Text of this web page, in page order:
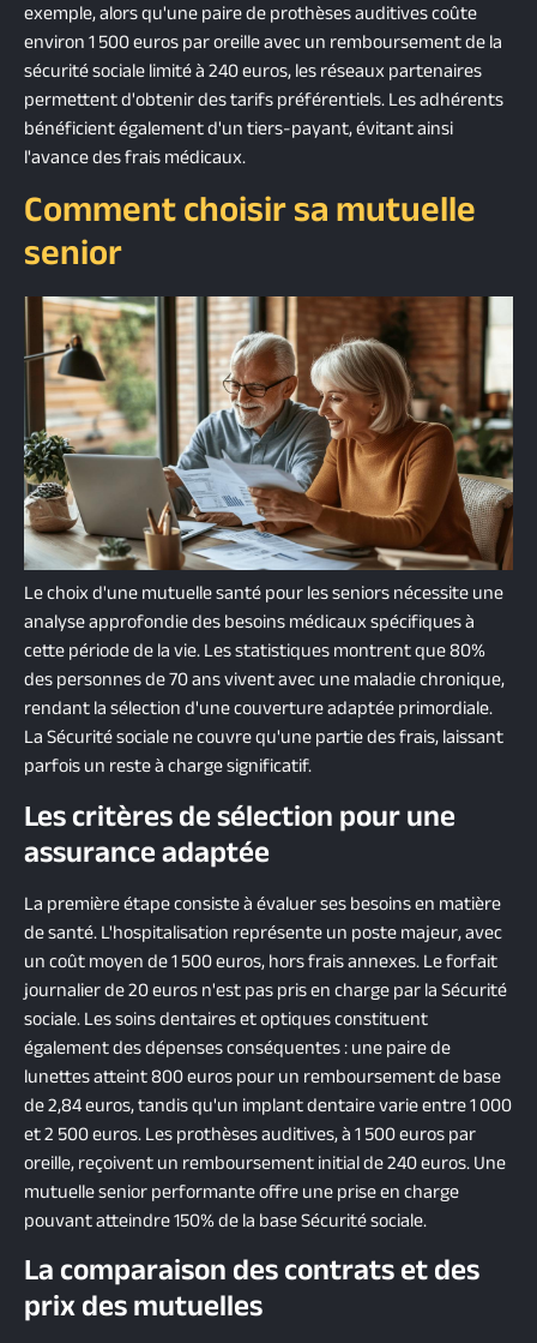
exemple, alors qu'une paire de prothèses auditives coûte
environ 1 500 euros par oreille avec un remboursement de la
sécurité sociale limité à 240 euros, les réseaux partenaires
permettent d'obtenir des tarifs préférentiels. Les adhérents
bénéficient également d'un tiers-payant, évitant ainsi
l'avance des frais médicaux.
Comment choisir sa mutuelle
senior
Le choix d'une mutuelle santé pour les seniors nécessite une
analyse approfondie des besoins médicaux spécifiques à
cette période de la vie. Les statistiques montrent que 80%
des personnes de 70 ans vivent avec une maladie chronique,
rendant la sélection d'une couverture adaptée primordiale.
La Sécurité sociale ne couvre qu'une partie des frais, laissant
parfois un reste à charge significatif.
Les critères de sélection pour une
assurance adaptée
La première étape consiste à évaluer ses besoins en matière
de santé. L'hospitalisation représente un poste majeur, avec
un coût moyen de 1 500 euros, hors frais annexes. Le forfait
journalier de 20 euros n'est pas pris en charge par la Sécurité
sociale. Les soins dentaires et optiques constituent
également des dépenses conséquentes : une paire de
lunettes atteint 800 euros pour un remboursement de base
de 2,84 euros, tandis qu'un implant dentaire varie entre 1 000
et 2 500 euros. Les prothèses auditives, à 1 500 euros par
oreille, reçoivent un remboursement initial de 240 euros. Une
mutuelle senior performante offre une prise en charge
pouvant atteindre 150% de la base Sécurité sociale.
La comparaison des contrats et des
prix des mutuelles